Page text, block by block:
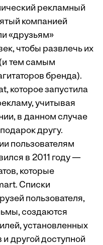
рекламный
компанией
«друзьям»
чтобы развлечь их
тем самым
бренда).
которое запустила
учитывая
в данном случае
другу.
пользователям
в 2011 году —
которые
Списки
пользователя,
создаются
установленных
другой доступной